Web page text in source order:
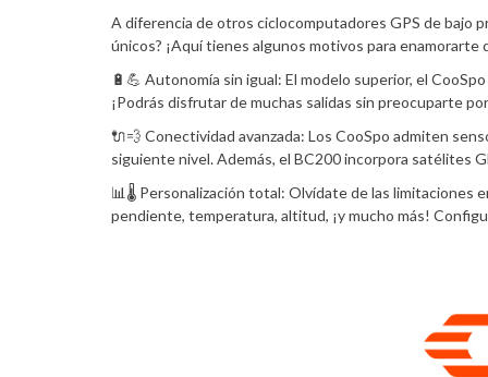
A diferencia de otros ciclocomputadores GPS de bajo
únicos? ¡Aquí tienes algunos motivos para enamorarte
🔋💪 Autonomía sin igual: El modelo superior, el
¡Podrás disfrutar de muchas salidas sin preocuparte
🔌💨 Conectividad avanzada: Los CooSpo admiten
siguiente nivel. Además, el BC200 incorpora satélites
📊🌡️ Personalización total: Olvídate de las limitaciones
pendiente, temperatura, altitud, ¡y mucho más!